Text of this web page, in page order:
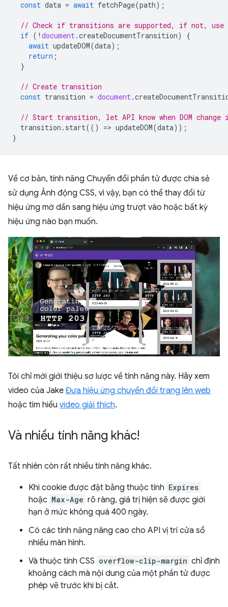
const data = await fetchPage(path);
// Check if transitions are supported, if not, use
if ( ! document.createDocumentTransition)
{
await updateDOM(data);
return ;
}
// Create transition
const transition = document.
// Start transition, let API know when DOM change
transition . start(() => updateDOM(data));
}
Về cơ bản, tính năng Chuyển đổi phần tử được chia sẻ
sử dụng Ảnh động CSS, vì vậy, bạn có thể thay đổi từ
hiệu ứng mờ dần sang hiệu ứng trượt vào hoặc bất kỳ
hiệu ứng nào bạn muốn.
Tôi chỉ mới giới thiệu sơ lược về tính năng này. Hãy xem
video của Jake Đưa hiệu ứng chuyển đổi trang lên web
hoặc tìm hiểu video giải thích.
Và nhiều tính năng khác!
Tất nhiên còn rất nhiều tính năng khác.
Khi cookie được đặt bằng thuộc tính Expires
hoặc Max-Age rõ ràng, giá trị hiện sẽ được giới
hạn ở mức không quá 400 ngày.
Có các tính năng nâng cao cho API vị trí cửa sổ
nhiều màn hình.
Và thuộc tính CSS overflow-clip-margin chỉ định
khoảng cách mà nội dung của một phần tử được
phép vẽ trước khi bị cắt.